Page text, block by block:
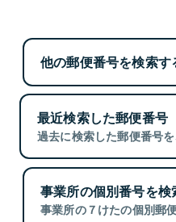
他の郵便番号を検索す
最近検索した郵便番号
過去に検索した郵便番号を
事業所の個別番号を検
事業所の７けたの個別郵